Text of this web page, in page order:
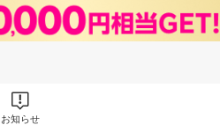
お知らせ